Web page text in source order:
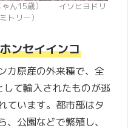
ゃん15歳） イソヒヨドリ
トリー）
ンセイインコ
カ原産の外来種で、全
て輸入されたものが逃
ています。都市部はタ
公園などで繁殖し、